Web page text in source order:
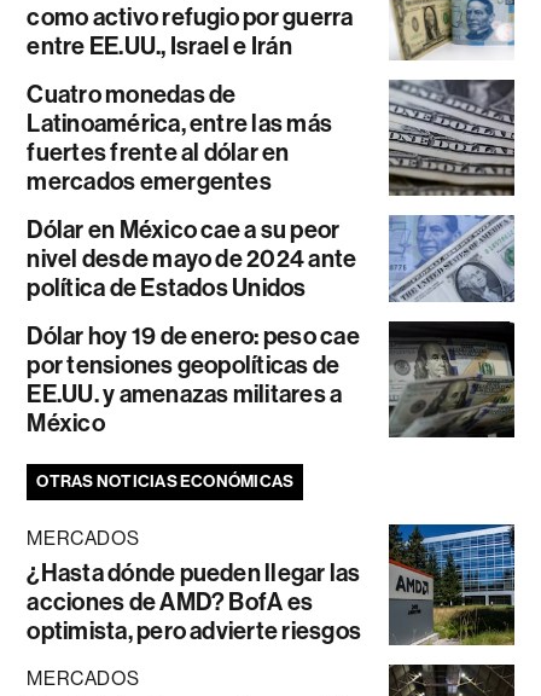
como activo refugio por guerra
entre EE.UU., Israel e Irán
Cuatro monedas de
Latinoamérica, entre las más
fuertes frente al dólar en
mercados emergentes
Dólar en México cae a su peor
nivel desde mayo de 2024 ante
política de Estados Unidos
Dólar hoy 19 de enero: peso cae
por tensiones geopolíticas de
EE.UU. y amenazas militares a
México
OTRAS NOTICIAS ECONÓMICAS
MERCADOS
¿Hasta dónde pueden llegar las
acciones de AMD? BofA es
optimista, pero advierte riesgos
MERCADOS